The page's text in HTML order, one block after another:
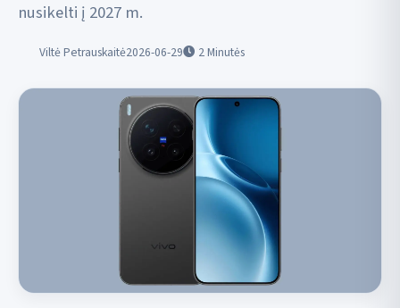
nusikelti į 2027 m.
Viltė Petrauskaitė2026-06-29 2Minutės